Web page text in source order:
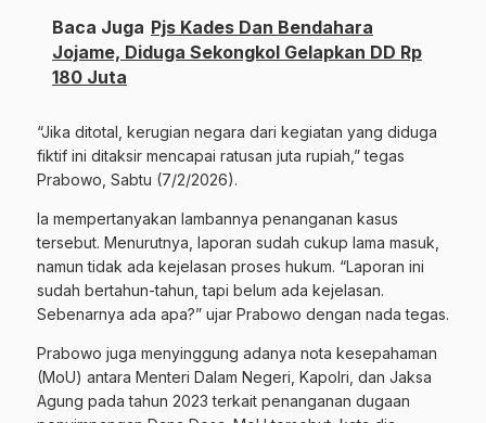
Baca Juga Pjs Kades Dan Bendahara
Jojame, Diduga Sekongkol Gelapkan DD Rp
180 Juta
“Jika ditotal, kerugian negara dari kegiatan yang diduga
fiktif ini ditaksir mencapai ratusan juta rupiah,” tegas
Prabowo, Sabtu (7/2/2026).
Ia mempertanyakan lambannya penanganan kasus
tersebut. Menurutnya, laporan sudah cukup lama masuk,
namun tidak ada kejelasan proses hukum. “Laporan ini
sudah bertahun-tahun, tapi belum ada kejelasan.
Sebenarnya ada apa?” ujar Prabowo dengan nada tegas.
Prabowo juga menyinggung adanya nota kesepahaman
(MoU) antara Menteri Dalam Negeri, Kapolri, dan Jaksa
Agung pada tahun 2023 terkait penanganan dugaan